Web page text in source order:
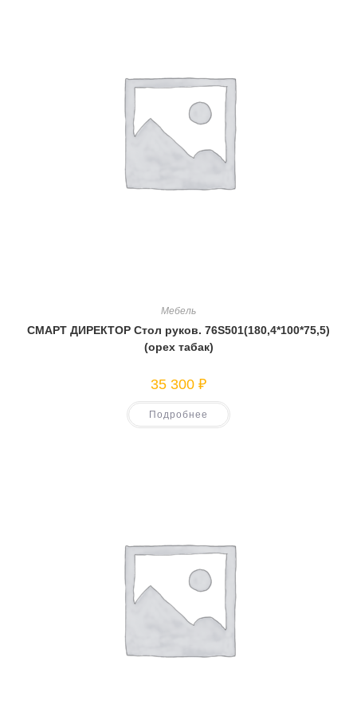
Мебель
СМАРТ ДИРЕКТОР Стол руков. 76S501(180,4*100*75,5)
(орех табак)
35 300 ₽
Подробнее